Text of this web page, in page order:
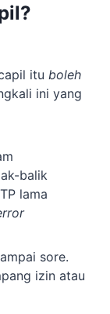
itu boleh
ini yang
balik
lama
sore.
izin atau